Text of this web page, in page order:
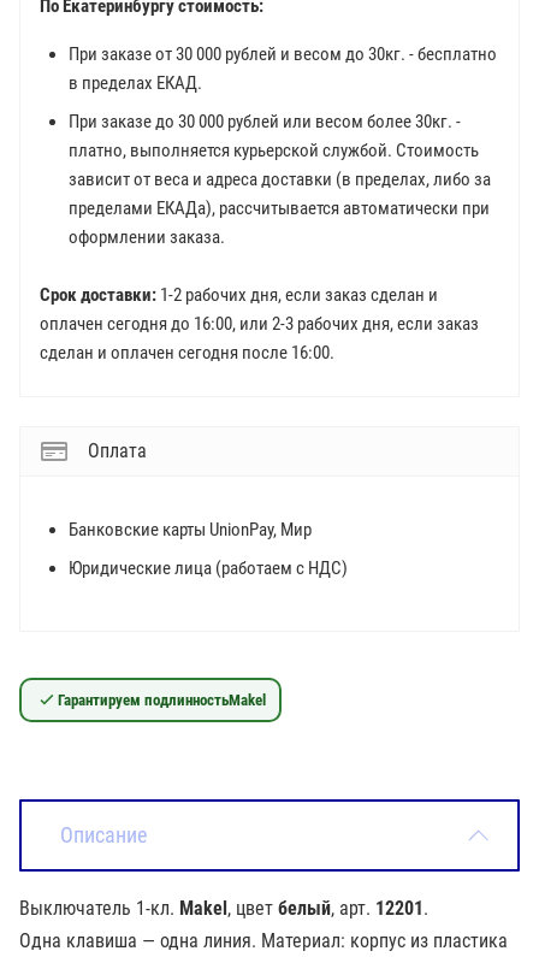
По Екатеринбургу стоимость:
При заказе от 30 000 рублей и весом до 30кг. - бесплатно
в пределах ЕКАД.
При заказе до 30 000 рублей или весом более 30кг. -
платно, выполняется курьерской службой. Стоимость
зависит от веса и адреса доставки (в пределах, либо за
пределами ЕКАДа), рассчитывается автоматически при
оформлении заказа.
Срок доставки: 1-2 рабочих дня, если заказ сделан и
оплачен сегодня до 16:00, или 2-3 рабочих дня, если заказ
сделан и оплачен сегодня после 16:00.
Оплата
Банковские карты UnionPay, Мир
Юридические лица (работаем с НДС)
Гарантируем подлинностьMakel
Описание
Выключатель 1-кл. Makel, цвет белый, арт. 12201.
Одна клавиша — одна линия. Материал: корпус из пластика